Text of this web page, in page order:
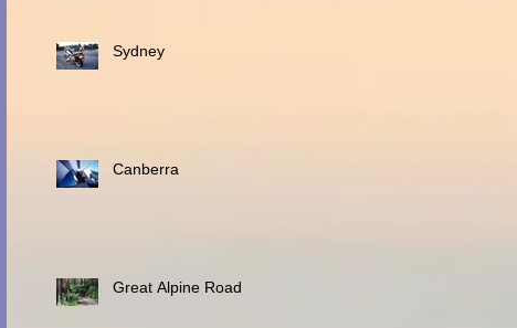
Sydney
Canberra
Great Alpine Road